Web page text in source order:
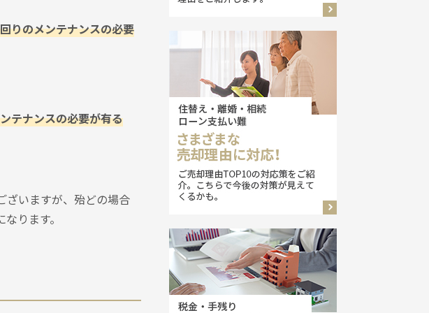
りのメンテナンスの必要
テナンスの必要が有る
ざいますが、殆どの場合
ります。